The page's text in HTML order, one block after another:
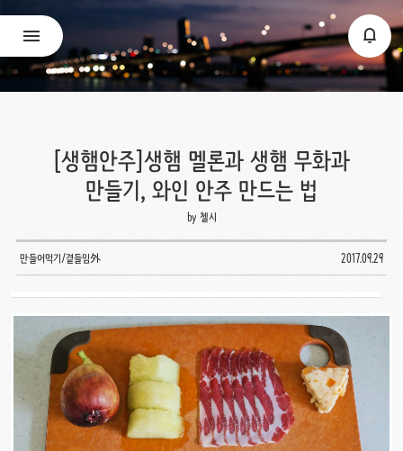
[생햄안주]생햄 멜론과 생햄 무화과
만들기, 와인 안주 만드는 법
by 첼시
만들어먹기/곁들임外 2017.09.29